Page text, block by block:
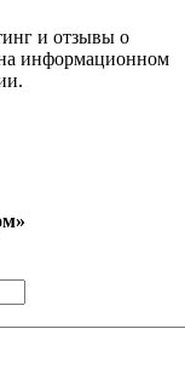
и отзывы о
информационном